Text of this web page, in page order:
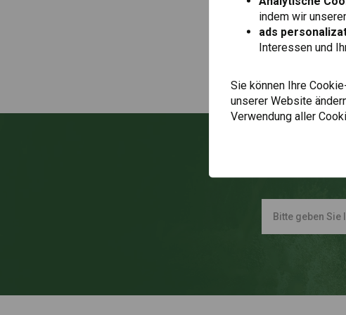
Immer
indem wir
ads
Interessen und
Sie können Ihre
unserer Website
Verwendung aller